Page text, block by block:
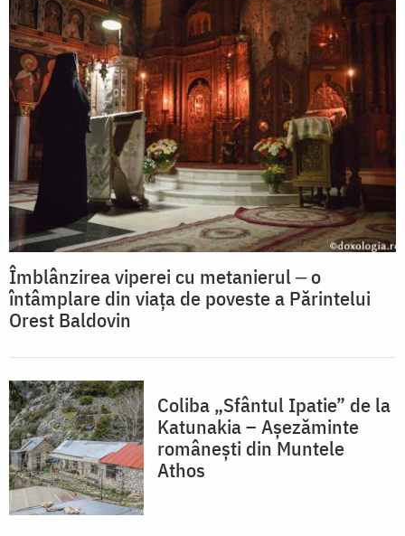
Îmblânzirea viperei cu metanierul ‒ o
întâmplare din viața de poveste a Părintelui
Orest Baldovin
Coliba „Sfântul Ipatie” de la
Katunakia – Așezăminte
românești din Muntele
Athos